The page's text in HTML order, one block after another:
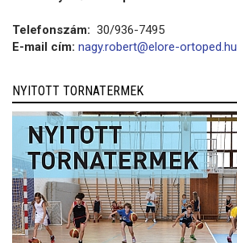
Telefonszám: 30/936-7495
E-mail cím: nagy.robert@elore-ortoped.hu
NYITOTT TORNATERMEK